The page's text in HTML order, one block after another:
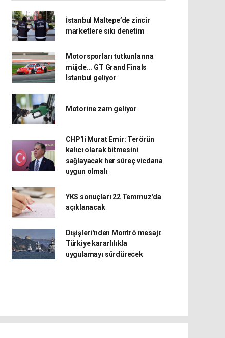
İstanbul Maltepe’de zincir
marketlere sıkı denetim
Motorsporları tutkunlarına
müjde... GT Grand Finals
İstanbul geliyor
Motorine zam geliyor
CHP'li Murat Emir: Terörün
kalıcı olarak bitmesini
sağlayacak her süreç vicdana
uygun olmalı
YKS sonuçları 22 Temmuz'da
açıklanacak
Dışişleri'nden Montrö mesajı:
Türkiye kararlılıkla
uygulamayı sürdürecek